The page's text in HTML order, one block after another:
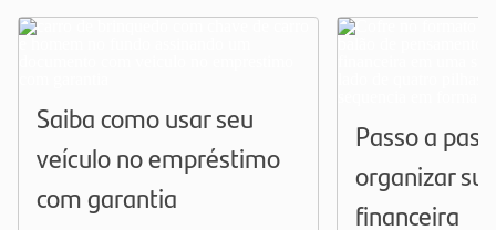
Saiba como usar seu
veículo no empréstimo
com garantia
Passo a
organizar
financeira